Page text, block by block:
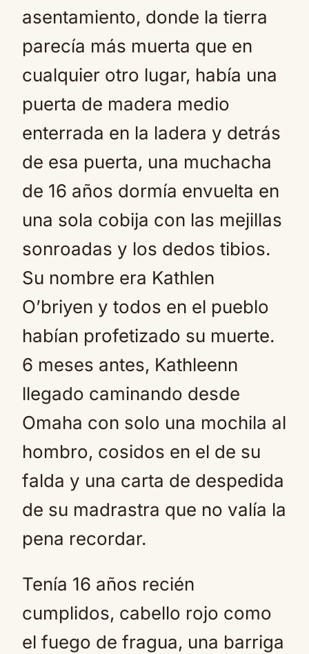
asentamiento, donde la tierra
parecía más muerta que en
cualquier otro lugar, había una
puerta de madera medio
enterrada en la ladera y detrás
de esa puerta, una muchacha
de 16 años dormía envuelta en
una sola cobija con las mejillas
sonroadas y los dedos tibios.
Su nombre era Kathlen
O’briyen y todos en el pueblo
habían profetizado su muerte.
6 meses antes, Kathleenn
llegado caminando desde
Omaha con solo una mochila al
hombro, cosidos en el de su
falda y una carta de despedida
de su madrastra que no valía la
pena recordar.
Tenía 16 años recién
cumplidos, cabello rojo como
el fuego de fragua, una barriga